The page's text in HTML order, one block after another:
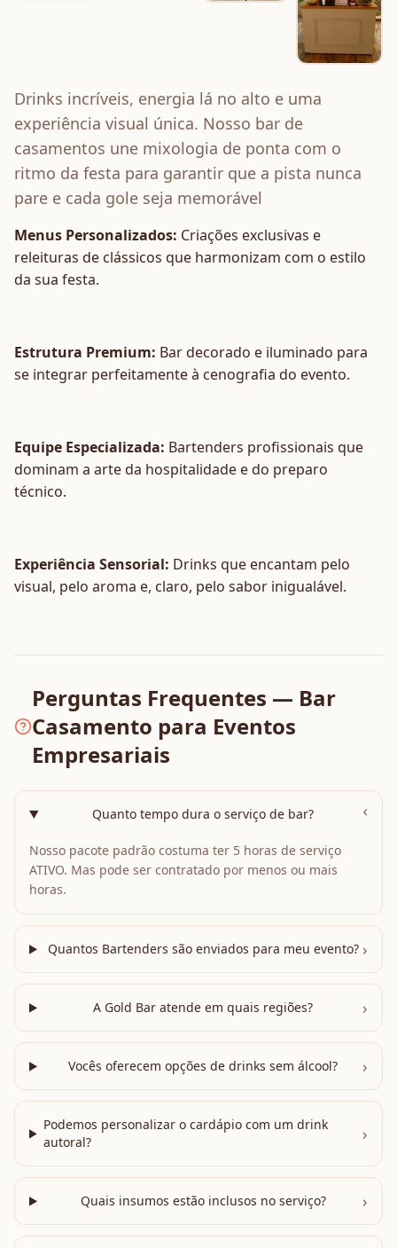
Drinks incríveis, energia lá no alto e uma
experiência visual única. Nosso bar de
casamentos une mixologia de ponta com o
ritmo da festa para garantir que a pista nunca
pare e cada gole seja memorável
Menus Personalizados: Criações exclusivas e
releituras de clássicos que harmonizam com o estilo
da sua festa.
Estrutura Premium: Bar decorado e iluminado para
se integrar perfeitamente à cenografia do evento.
Equipe Especializada: Bartenders profissionais que
dominam a arte da hospitalidade e do preparo
técnico.
Experiência Sensorial: Drinks que encantam pelo
visual, pelo aroma e, claro, pelo sabor inigualável.
Perguntas Frequentes — Bar
Casamento para Eventos
Empresariais
Quanto tempo dura o serviço de bar? ›
Nosso pacote padrão costuma ter 5 horas de serviço
ATIVO. Mas pode ser contratado por menos ou mais
horas.
Quantos Bartenders são enviados para meu evento? ›
A Gold Bar atende em quais regiões? ›
Vocês oferecem opções de drinks sem álcool? ›
Podemos personalizar o cardápio com um drink
autoral?
›
Quais insumos estão inclusos no serviço? ›